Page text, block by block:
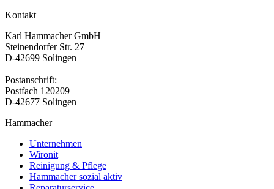
Kontakt
Karl Hammacher GmbH
Steinendorfer Str. 27
D-42699 Solingen
Postanschrift:
Postfach 120209
D-42677 Solingen
Hammacher
Unternehmen
Wironit
Reinigung & Pflege
Hammacher sozial aktiv